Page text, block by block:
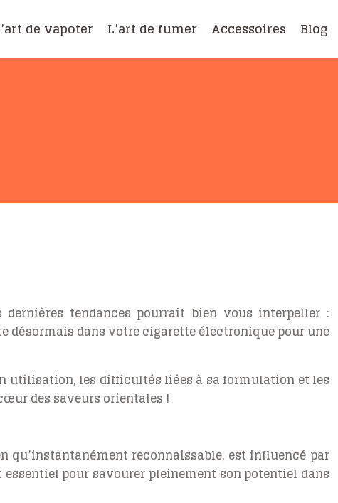
de vapoter L’art de fumer Accessoires Blog
tendances pourrait bien vous interpeller :
désormais dans votre cigarette électronique pour une
utilisation, les difficultés liées à sa formulation et les
des saveurs orientales !
qu’instantanément reconnaissable, est influencé par
pour savourer pleinement son potentiel dans